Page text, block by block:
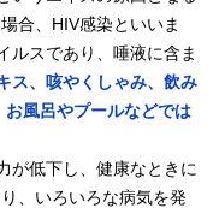
合、HIV感染といいま
ルスであり、唾液に含ま
ス、咳やくしゃみ、飲み
風呂やプールなどでは
が低下し、健康なときに
、いろいろな病気を発